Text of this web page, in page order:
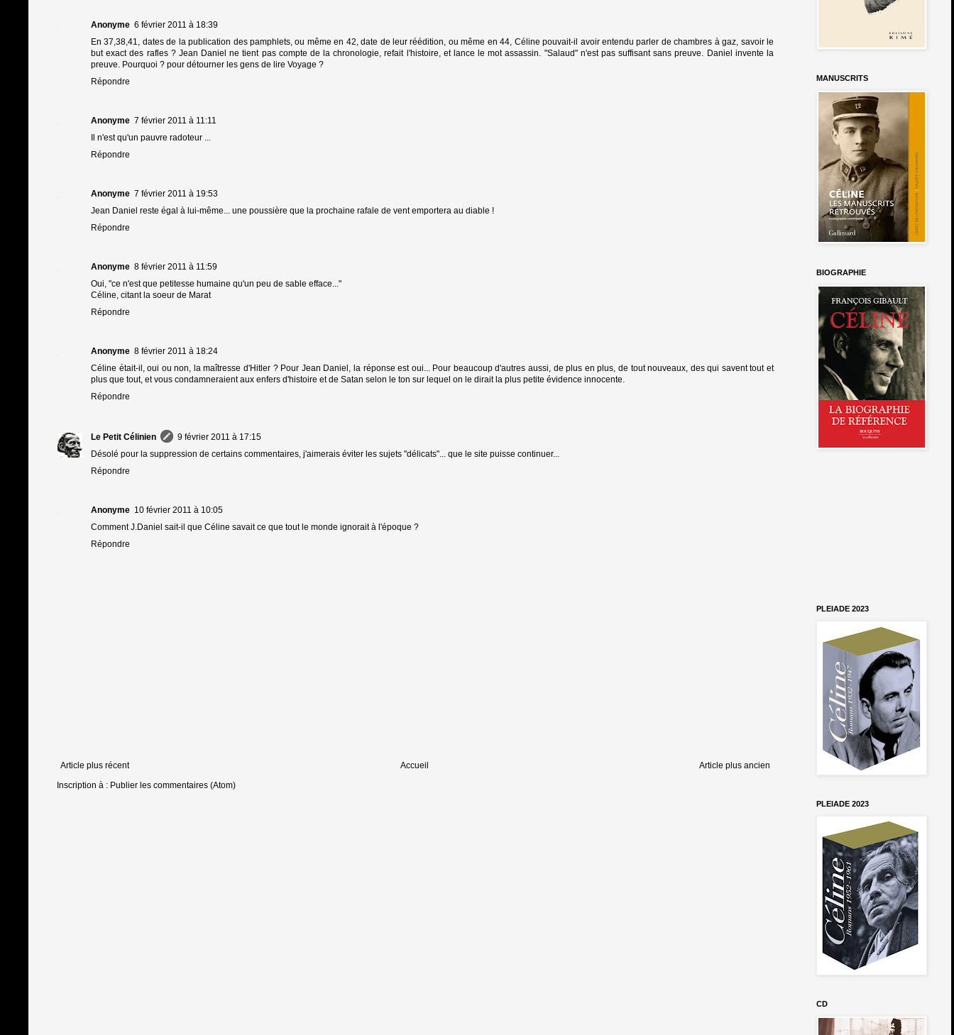
Anonyme 6 février 2011 à 18:39
En 37,38,41, dates de la publication des pamphlets, ou même en 42, date de leur réédition, ou même en 44, Céline pouvait-il avoir entendu parler de chambres à gaz, savoir le
but exact des rafles ? Jean Daniel ne tient pas compte de la chronologie, refait l'histoire, et lance le mot assassin. "Salaud" n'est pas suffisant sans preuve. Daniel invente la
preuve. Pourquoi ? pour détourner les gens de lire Voyage ?
Répondre
Anonyme 7 février 2011 à 11:11
Il n'est qu'un pauvre radoteur ...
Répondre
Anonyme 7 février 2011 à 19:53
Jean Daniel reste égal à lui-même... une poussière que la prochaine rafale de vent emportera au diable !
Répondre
Anonyme 8 février 2011 à 11:59
Oui, "ce n'est que petitesse humaine qu'un peu de sable efface..."
Céline, citant la soeur de Marat
Répondre
Anonyme 8 février 2011 à 18:24
Céline était-il, oui ou non, la maîtresse d'Hitler ? Pour Jean Daniel, la réponse est oui... Pour beaucoup d'autres aussi, de plus en plus, de tout nouveaux, des qui savent tout et
plus que tout, et vous condamneraient aux enfers d'histoire et de Satan selon le ton sur lequel on le dirait la plus petite évidence innocente.
Répondre
Le Petit Célinien
9 février 2011 à 17:15
Désolé pour la suppression de certains commentaires, j'aimerais éviter les sujets "délicats"... que le site puisse continuer...
Répondre
Anonyme 10 février 2011 à 10:05
Comment J.Daniel sait-il que Céline savait ce que tout le monde ignorait à l'époque ?
Répondre
Article plus récent Article plus ancien
Accueil
Inscription à : Publier les commentaires (Atom)
MANUSCRITS
BIOGRAPHIE
PLEIADE 2023
PLEIADE 2023
CD